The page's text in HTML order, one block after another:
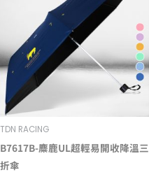
TDN RACING
B7617B-麋鹿UL超輕易開收降溫三
折傘